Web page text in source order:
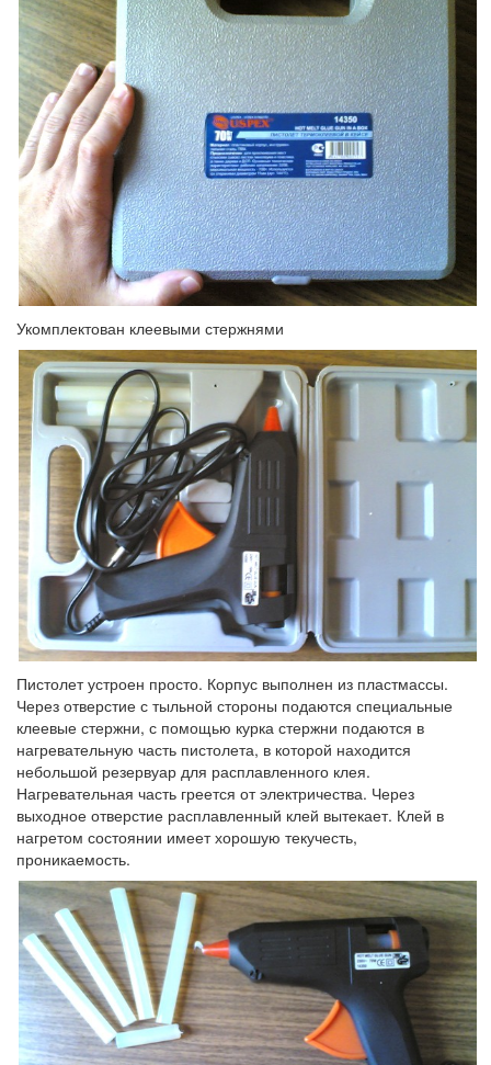
Укомплектован клеевыми стержнями
Пистолет устроен просто. Корпус выполнен из пластмассы.
Через отверстие с тыльной стороны подаются специальные
клеевые стержни, с помощью курка стержни подаются в
нагревательную часть пистолета, в которой находится
небольшой резервуар для расплавленного клея.
Нагревательная часть греется от электричества. Через
выходное отверстие расплавленный клей вытекает. Клей в
нагретом состоянии имеет хорошую текучесть,
проникаемость.